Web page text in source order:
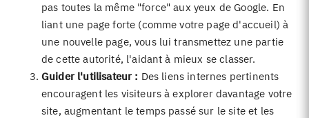
pas toutes la même "force" aux yeux de Google. En
liant une page forte (comme votre page d'accueil) à
une nouvelle page, vous lui transmettez une partie
de cette autorité, l'aidant à mieux se classer.
Guider l'utilisateur : Des liens internes pertinents
encouragent les visiteurs à explorer davantage votre
site, augmentant le temps passé sur le site et les